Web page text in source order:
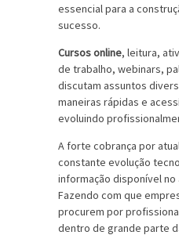
essencial para a
sucesso.
Cursos online, leitura,
de trabalho, webinars,
discutam assuntos
maneiras rápidas e
evoluindo
A forte cobrança por
constante evolução
informação disponível
Fazendo com que
procurem por
dentro de grande parte